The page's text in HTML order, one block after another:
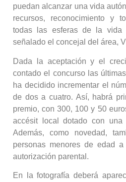
puedan alcanzar una vida
recursos, reconocimiento y
todas las esferas de la vida
señalado el concejal del área,
Dada la aceptación y el
contado el concurso las
ha decidido incrementar el
de dos a cuatro. Así, habrá
premio, con 300, 100 y 50
accésit local dotado con
Además, como novedad,
personas menores de edad
autorización parental.
En la fotografía deberá